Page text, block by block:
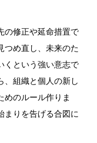
の修正や延命措置で
つめ直し、未来のた
くという強い意志で
、組織と個人の新し
めのルール作りま
まりを告げる合図に